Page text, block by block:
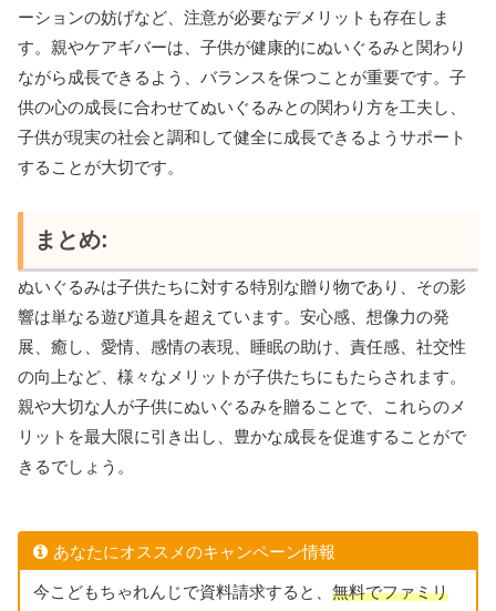
ーションの妨げなど、注意が必要なデメリットも存在しま
す。親やケアギバーは、子供が健康的にぬいぐるみと関わり
ながら成長できるよう、バランスを保つことが重要です。子
供の心の成長に合わせてぬいぐるみとの関わり方を工夫し、
子供が現実の社会と調和して健全に成長できるようサポート
することが大切です。
まとめ:
ぬいぐるみは子供たちに対する特別な贈り物であり、その影
響は単なる遊び道具を超えています。安心感、想像力の発
展、癒し、愛情、感情の表現、睡眠の助け、責任感、社交性
の向上など、様々なメリットが子供たちにもたらされます。
親や大切な人が子供にぬいぐるみを贈ることで、これらのメ
リットを最大限に引き出し、豊かな成長を促進することがで
きるでしょう。
あなたにオススメのキャンペーン情報
今こどもちゃれんじで資料請求すると、 無料でファミリ